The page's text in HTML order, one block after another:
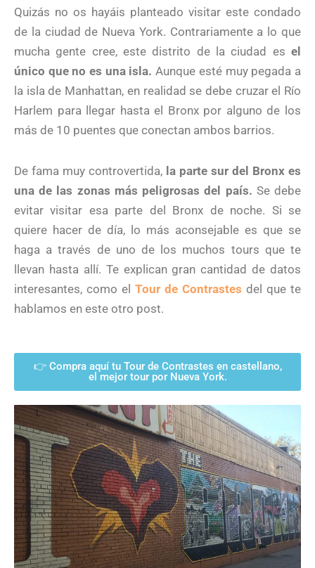
Quizás no os hayáis planteado visitar este condado
de la ciudad de Nueva York. Contrariamente a lo que
mucha gente cree, este distrito de la ciudad es el
único que no es una isla. Aunque esté muy pegada a
la isla de Manhattan, en realidad se debe cruzar el Río
Harlem para llegar hasta el Bronx por alguno de los
más de 10 puentes que conectan ambos barrios.
De fama muy controvertida, la parte sur del Bronx es
una de las zonas más peligrosas del país. Se debe
evitar visitar esa parte del Bronx de noche. Si se
quiere hacer de día, lo más aconsejable es que se
haga a través de uno de los muchos tours que te
llevan hasta allí. Te explican gran cantidad de datos
interesantes, como el Tour de Contrastes del que te
hablamos en este otro post.
👉 Compra aquí tu Tour de Contrastes en castellano,
el mejor tour por Nueva York.